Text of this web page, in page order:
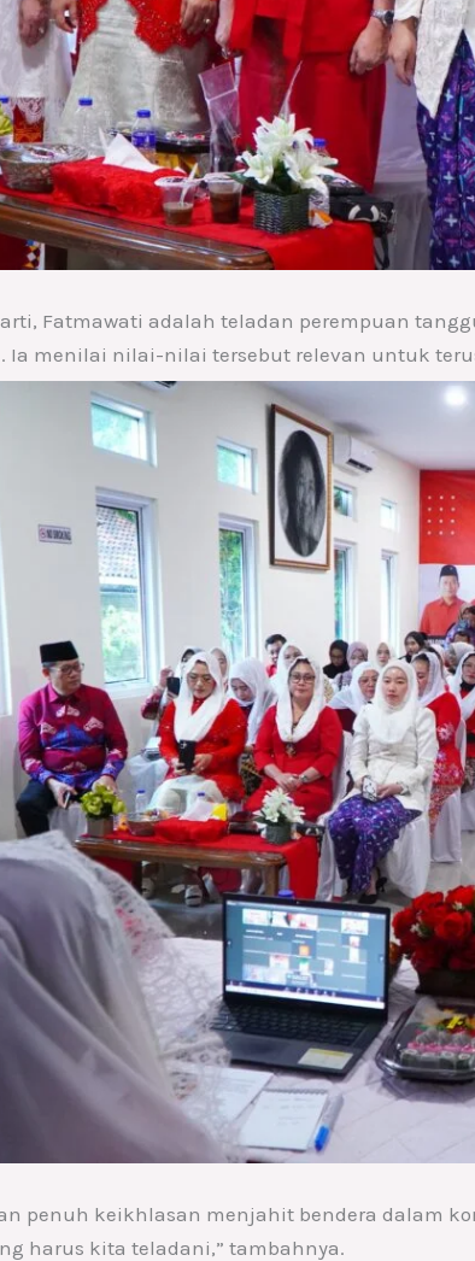
Fatmawati adalah teladan perempuan
Ia menilai nilai-nilai tersebut relevan untuk
penuh keikhlasan menjahit bendera dalam
harus kita teladani,” tambahnya.